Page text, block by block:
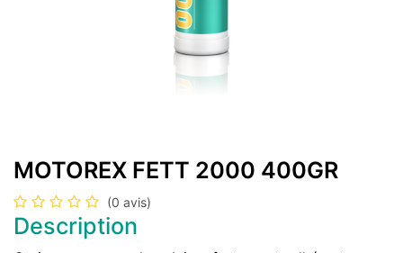
MOTOREX FETT 2000 400GR
(0 avis)
Description